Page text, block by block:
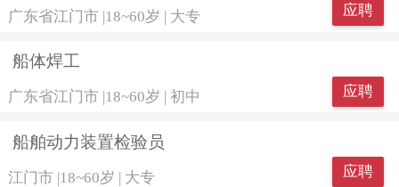
广东省江门市 |18~60岁 | 大专 应聘
船体焊工
广东省江门市 18~60岁 初中 应聘
船舶动力装置检验员
江门市 |18~60岁 | 大专 应聘